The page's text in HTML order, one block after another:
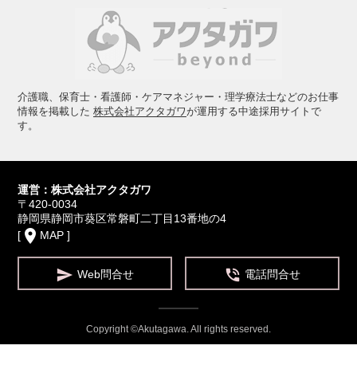
介護職、保育士・看護師・ケアマネジャー・理学療法士などのお仕事
情報を掲載した株式会社アクタガワが運用する中途採用サイトで
す。
運営：株式会社アクタガワ
〒420-0034
静岡県静岡市葵区常磐町二丁目13番地の4
[ place MAP ]
 Web問合せ  電話問合せ
Copyright ©Akutagawa. All rights reserved.